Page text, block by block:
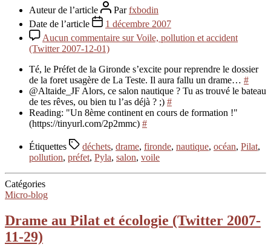
Auteur de l’article Parfxbodin
Date de l’article
1 décembre 2007
Aucun commentaire sur Voile, pollution et accident
(Twitter 2007-12-01)
Té, le Préfet de la Gironde s’excite pour reprendre le dossier
de la foret usagère de La Teste. Il aura fallu un drame… #
@Altaide_JF Alors, ce salon nautique ? Tu as trouvé le bateau
de tes rêves, ou bien tu l’as déjà ? ;) #
Reading: "Un 8ème continent en cours de formation !"
(https://tinyurl.com/2p2mmc) #
Étiquettes déchets, drame, fironde, nautique, océan, Pilat,
pollution, préfet, Pyla, salon, voile
Catégories
Micro-blog
Drame au Pilat et écologie (Twitter 2007-
11-29)